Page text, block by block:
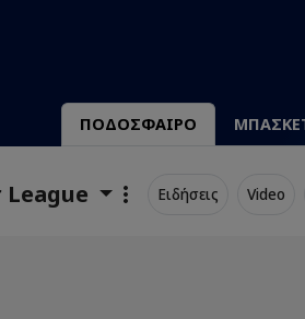
ΠΟΔΟΣΦΑΙΡΟ
League Ειδήσεις Video